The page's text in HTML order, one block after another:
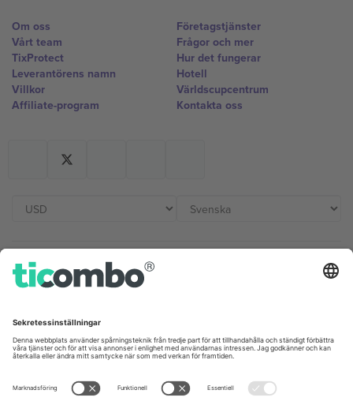
Om oss
Vårt team
TixProtect
Leverantörens namn
Villkor
Affiliate-program
Företagstjänster
Frågor och mer
Hur det fungerar
Hotell
Världscupcentrum
Kontakta oss
Kontor och support
Unter den Linden 24, 10117
Berlin, Germany
London, EC1V 1AW, United
Kingdom
United States
Switzerland